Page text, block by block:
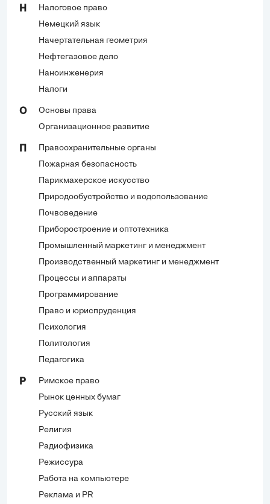
Н
Налоговое право
Немецкий язык
Начертательная геометрия
Нефтегазовое дело
Наноинженерия
Налоги
О
Основы права
Организационное развитие
Правоохранительные органы
Пожарная безопасность
Парикмахерское искусство
Природообустройство и водопользование
Почвоведение
Приборостроение и оптотехника
Промышленный маркетинг и менеджмент
Производственный маркетинг и менеджмент
Процессы и аппараты
Программирование
Право и юриспруденция
Психология
Политология
Педагогика
Р
Римское право
Рынок ценных бумаг
Русский язык
Религия
Радиофизика
Режиссура
Работа на компьютере
Реклама и PR